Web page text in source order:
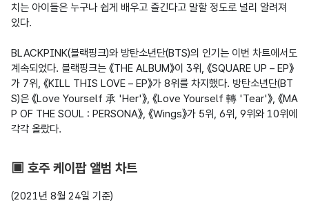
치는 아이들은 누구나 쉽게 배우고 즐긴다고 말할 정도로 널리 알려져
있다.
BLACKPINK(블랙핑크)와 방탄소년단(BTS)의 인기는 이번 차트에서도
계속되었다. 블랙핑크는 《THE ALBUM》이 3위, 《SQUARE UP – EP》
가 7위, 《KILL THIS LOVE – EP》가 8위를 차지했다. 방탄소년단(BT
S)은 《Love Yourself 承 'Her'》, 《Love Yourself 轉 'Tear'》, 《MA
P OF THE SOUL : PERSONA》, 《Wings》가 5위, 6위, 9위와 10위에
각각 올랐다.
▣ 호주 케이팝 앨범 차트